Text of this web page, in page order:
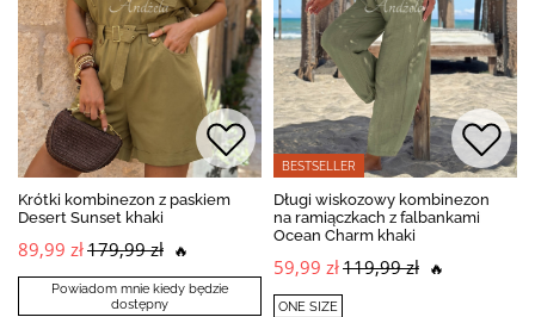
Krótki kombinezon z paskiem
Desert Sunset khaki
89,99 zł179,99 zł 🔥
Powiadom mnie kiedy będzie
dostępny
BESTSELLER
Długi wiskozowy kombinezon
na ramiączkach z falbankami
Ocean Charm khaki
59,99 zł119,99 zł 🔥
ONE SIZE